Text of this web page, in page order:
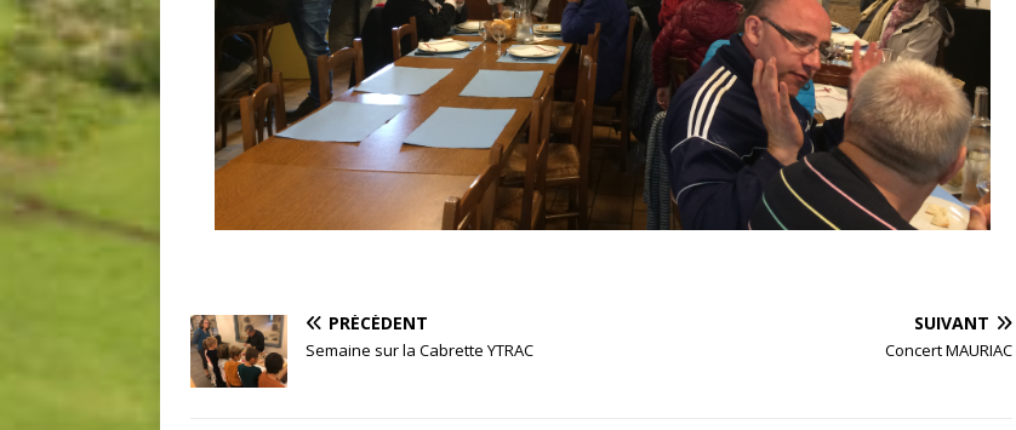
PRÉCÉDENT
Semaine sur la Cabrette YTRAC
SUIVANT
Concert MAURIAC